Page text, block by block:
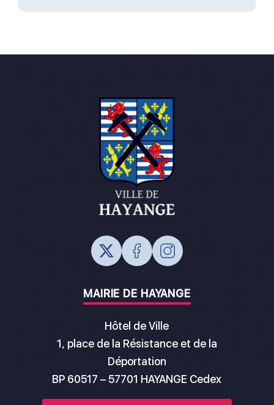
MAIRIE DE HAYANGE
Hôtel de Ville
1, place de la Résistance et de la
Déportation
BP 60517 – 57701 HAYANGE Cedex